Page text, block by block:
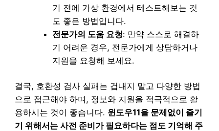
기 전에 가상 환경에서 테스트해보는 것
도 좋은 방법입니다.
전문가의 도움 요청: 만약 스스로 해결하
기 어려운 경우, 전문가에게 상담하거나
지원을 요청해 보세요.
결국, 호환성 검사 실패는 겁내지 말고 다양한 방법
으로 접근해야 하며, 정보와 지원을 적극적으로 활
용하시는 것이 좋습니다. 윈도우11을 문제없이 즐기
기 위해서는 사전 준비가 필요하다는 점도 기억해 주